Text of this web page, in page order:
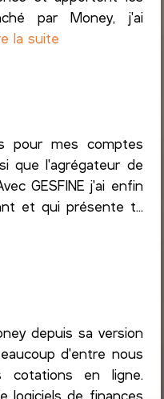
par Money, j'ai
la suite
pour mes comptes
que l'agrégateur de
GESFINE j'ai enfin
et qui présente t...
depuis sa version
d'entre nous
cotations en ligne.
logiciels de finances